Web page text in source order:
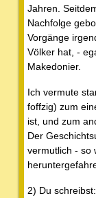
Jahren.
Nachfolge
Vorgänge
Völker hat, -
Makedonier.
Ich vermute
foffzig) zum
ist, und zum
Der
vermutlich - so
2) Du schreibst: